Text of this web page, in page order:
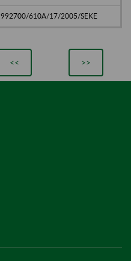
992700/610A/17/2005/SEKE
<< >>